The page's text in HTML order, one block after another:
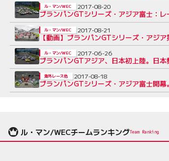
ブランパンGTシリーズ・アジア富士：
ル・マン/WEC 2017-08-20
【動画】ブランパンGTシリーズ・アジ
ル・マン/WEC 2017-08-21
ブランパンGTアジア、日本初上陸。日
ル・マン/WEC 2017-06-26
ブランパンGTシリーズ・アジア富士開
海外レース他 2017-08-18
ル・マン/WECチームランキングTeam Ranking